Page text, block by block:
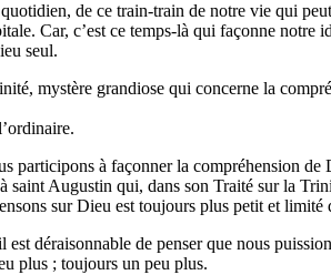
de ce train-train de notre vie qui
Car, c’est ce temps-là qui façonne notre
seul.
mystère grandiose qui concerne la
participons à façonner la compréhension
Augustin qui, dans son Traité sur la
sur Dieu est toujours plus petit et limité
déraisonnable de penser que nous
plus ; toujours un peu plus.